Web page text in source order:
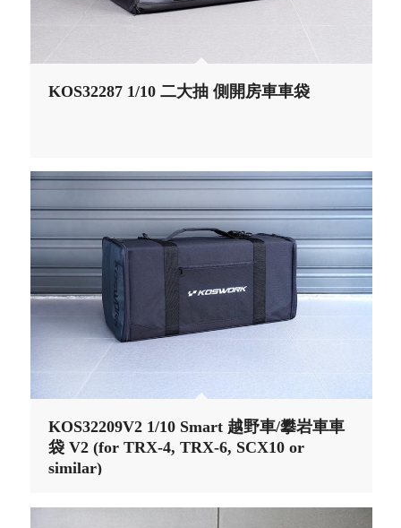
KOS32287 1/10 二大抽 側開房車車袋
KOS32209V2 1/10 Smart 越野車/攀岩車車
袋 V2 (for TRX-4, TRX-6, SCX10 or
similar)